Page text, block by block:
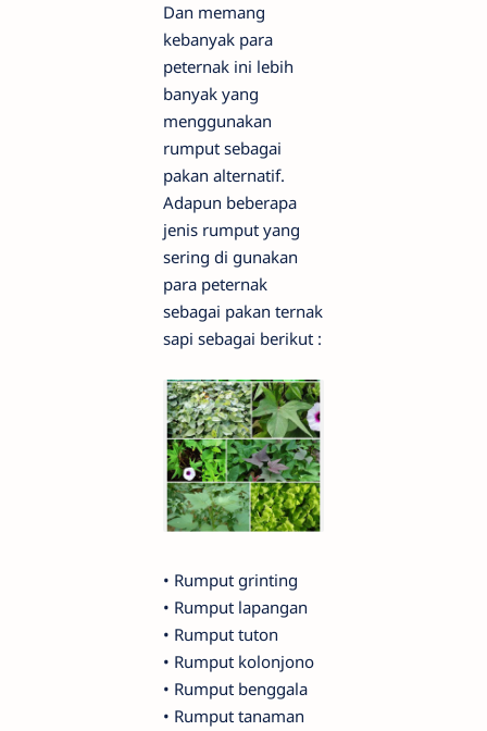
Dan memang
kebanyak para
peternak ini lebih
banyak yang
menggunakan
rumput sebagai
pakan alternatif.
Adapun beberapa
jenis rumput yang
sering di gunakan
para peternak
sebagai pakan ternak
sapi sebagai berikut :
• Rumput grinting
• Rumput lapangan
• Rumput tuton
• Rumput kolonjono
• Rumput benggala
• Rumput tanaman